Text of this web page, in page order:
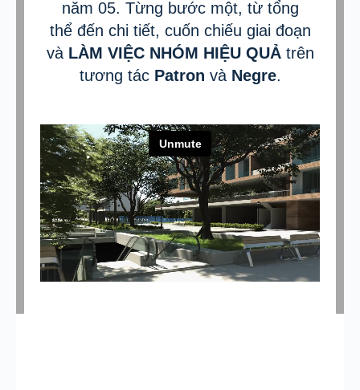
năm 05. Từng bước một, từ tổng
thể đến chi tiết, cuốn chiếu giai đoạn
và LÀM VIỆC NHÓM HIỆU QUẢtrên
tương tác Patron và Negre.